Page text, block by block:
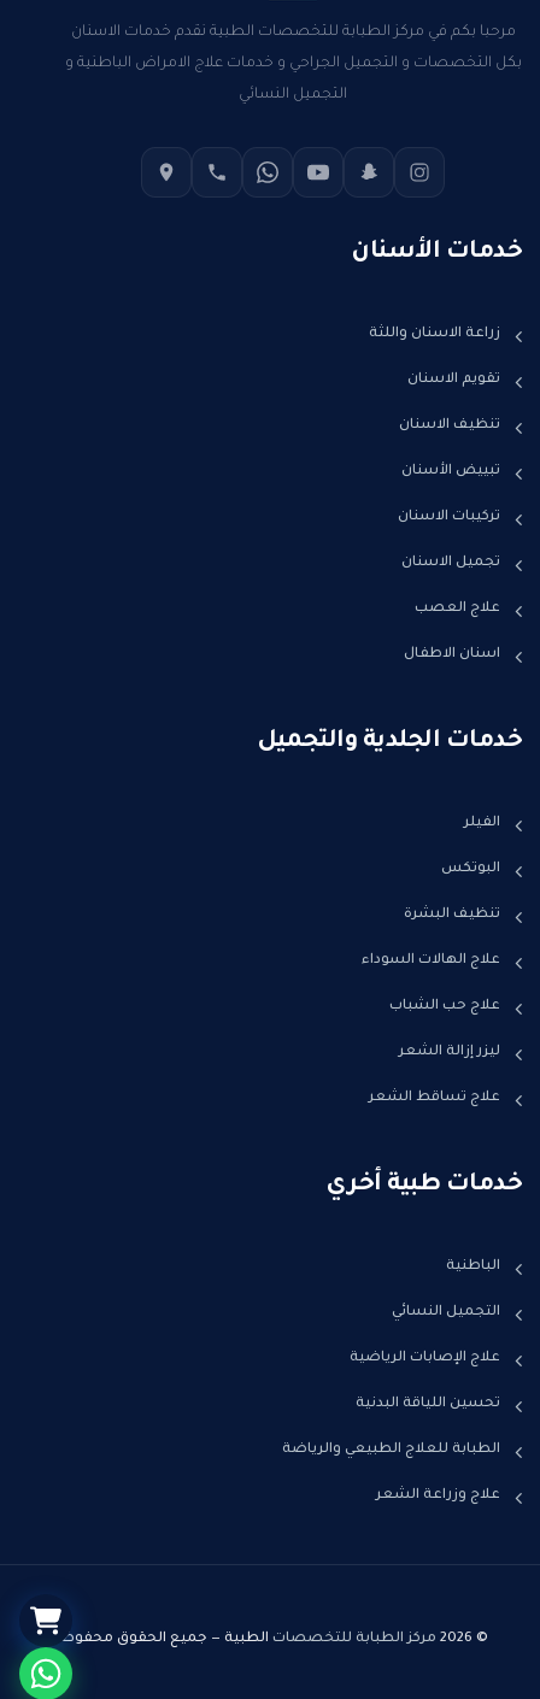
مرحبا بكم في مركز الطبابة للتخصصات الطبية نقدم خدمات الاسنان
بكل التخصصات و التجميل الجراحي و خدمات علاج الامراض الباطنية و
التجميل النسائي
خدمات الأسنان
زراعة الاسنان واللثة
تقويم الاسنان
تنظيف الاسنان
تبييض الأسنان
تركيبات الاسنان
تجميل الاسنان
علاج العصب
اسنان الاطفال
خدمات الجلدية والتجميل
الفيلر
البوتكس
تنظيف البشرة
علاج الهالات السوداء
علاج حب الشباب
ليزر إزالة الشعر
علاج تساقط الشعر
خدمات طبية أخري
الباطنية
التجميل النسائي
علاج الإصابات الرياضية
تحسين اللياقة البدنية
الطبابة للعلاج الطبيعي والرياضة
علاج وزراعة الشعر
© 2026 مركز الطبابة للتخصصات الطبية — جميع الحقوق محفوظة